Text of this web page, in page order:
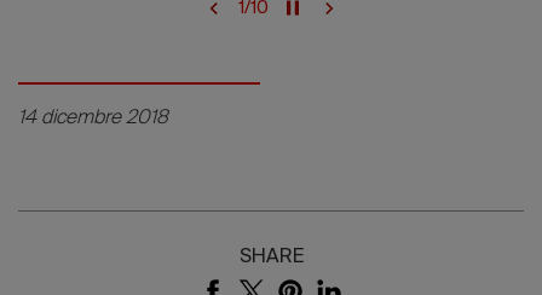
1/10
14 dicembre 2018
SHARE